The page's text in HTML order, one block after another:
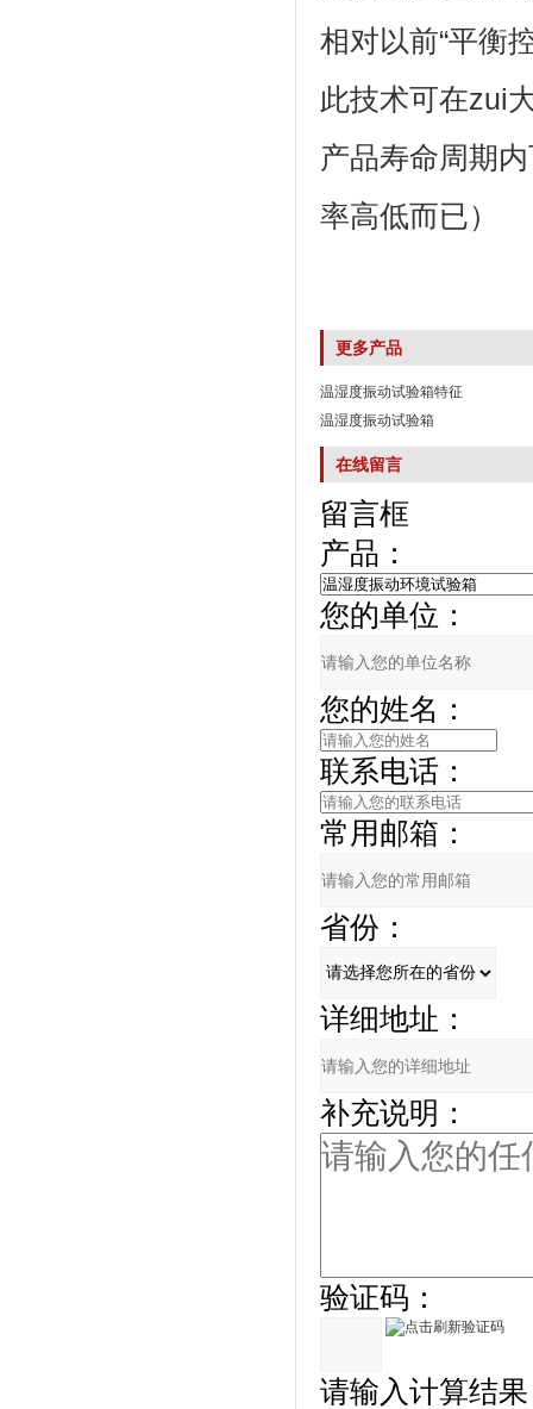
相对以前“平衡控
此技术可在zui
产品寿命周期
率高低而已）
更多产品
温湿度振动试验箱特征
温湿度振动试验箱
在线留言
留言框
产品：
您的单位：
您的姓名：
联系电话：
常用邮箱：
省份：
详细地址：
补充说明：
验证码：
请输入计算结果